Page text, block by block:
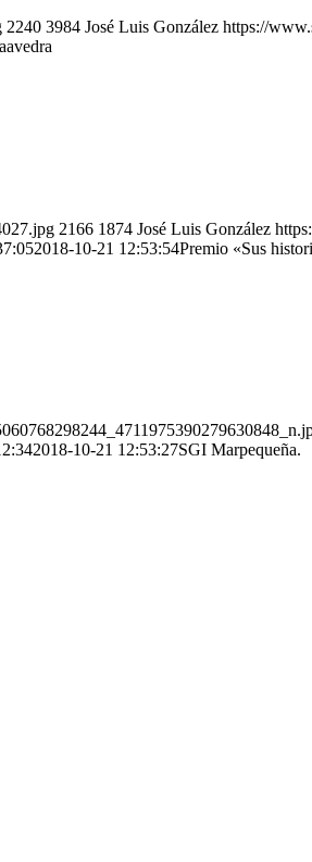
2240 3984 José Luis González https://
2166 1874 José Luis González
2018-10-21 12:53:54Premio «Sus
2018-10-21 12:53:27SGI Marpequeña.